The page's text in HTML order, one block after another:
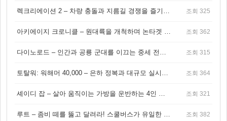
렉크리에이션 2 – 차량 충돌과 지름길 경쟁을 즐기는 오픈월드 아케이드 레이싱 게임 조회 325
아키에이지 크로니클 – 원대륙을 개척하며 논타겟 전투를 즐기는 오픈월드 MMORPG 조회 362
다이노로드 – 인간과 공룡 군대를 이끄는 중세 전략 액션 RPG 조회 315
토탈워: 워해머 40,000 – 은하 정복과 대규모 실시간 전투가 결합된 전략 게임! 조회 364
셰이디 잡 – 살아 움직이는 가방을 운반하는 4인 협동 물리 어드벤처 게임 조회 321
루트 – 좀비 떼를 뚫고 달려라! 스쿨버스가 유일한 집이 되는 4인 협동 생존 게임 조회 382